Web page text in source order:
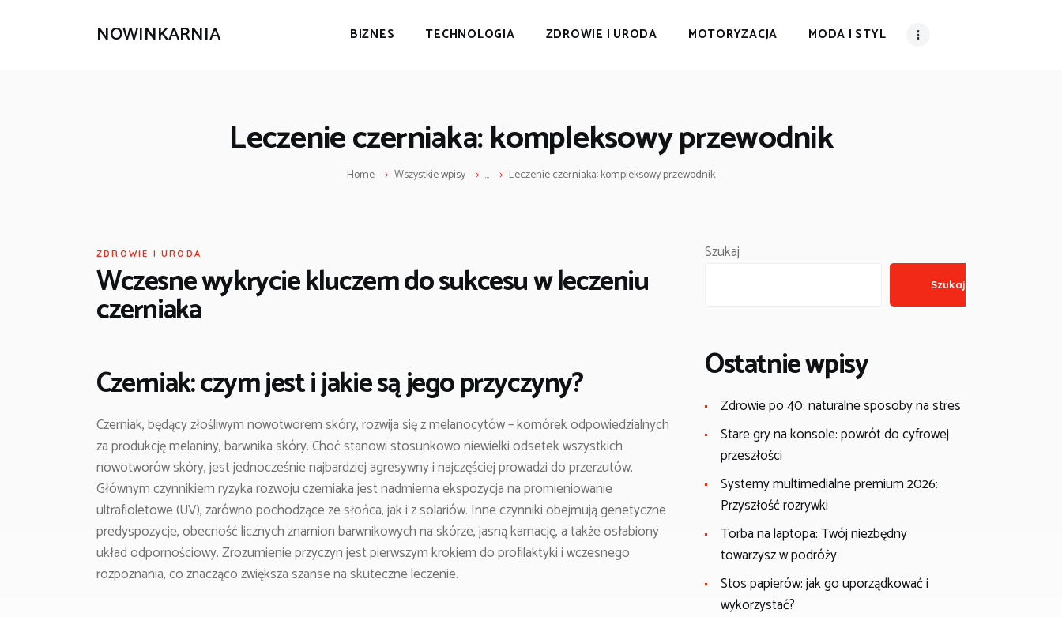
NOWINKARNIA BIZNES TECHNOLOGIA ZDROWIE I URODA MOTORYZACJA MODA I STYL
Leczenie czerniaka: kompleksowy przewodnik
Home Wszystkie wpisy ... Leczenie czerniaka: kompleksowy przewodnik
ZDROWIE I URODA
Wczesne wykrycie kluczem do sukcesu w leczeniu
czerniaka
Czerniak: czym jest i jakie są jego przyczyny?
Czerniak, będący złośliwym nowotworem skóry, rozwija się z melanocytów – komórek odpowiedzialnych
za produkcję melaniny, barwnika skóry. Choć stanowi stosunkowo niewielki odsetek wszystkich
nowotworów skóry, jest jednocześnie najbardziej agresywny i najczęściej prowadzi do przerzutów.
Głównym czynnikiem ryzyka rozwoju czerniaka jest nadmierna ekspozycja na promieniowanie
ultrafioletowe (UV), zarówno pochodzące ze słońca, jak i z solariów. Inne czynniki obejmują genetyczne
predyspozycje, obecność licznych znamion barwnikowych na skórze, jasną karnację, a także osłabiony
układ odpornościowy. Zrozumienie przyczyn jest pierwszym krokiem do profilaktyki i wczesnego
rozpoznania, co znacząco zwiększa szanse na skuteczne leczenie.
Szukaj
Szukaj
Ostatnie wpisy
Zdrowie po 40: naturalne sposoby na stres
Stare gry na konsole: powrót do cyfrowej
przeszłości
Systemy multimedialne premium 2026:
Przyszłość rozrywki
Torba na laptopa: Twój niezbędny
towarzysz w podróży
Stos papierów: jak go uporządkować i
wykorzystać?